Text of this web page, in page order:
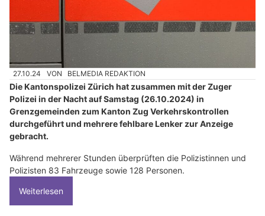
27.10.24 VON BELMEDIA REDAKTION
Die Kantonspolizei Zürich hat zusammen mit der Zuger
Polizei in der Nacht auf Samstag (26.10.2024) in
Grenzgemeinden zum Kanton Zug Verkehrskontrollen
durchgeführt und mehrere fehlbare Lenker zur Anzeige
gebracht.
Während mehrerer Stunden überprüften die Polizistinnen und
Polizisten 83 Fahrzeuge sowie 128 Personen.
Weiterlesen